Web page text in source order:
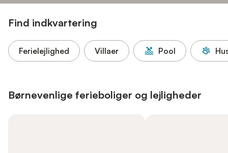
Find indkvartering
Ferielejlighed Villaer Pool
Børnevenlige ferieboliger og lejligheder